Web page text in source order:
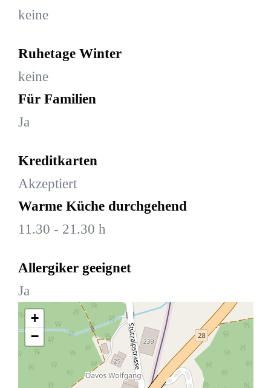
keine
Ruhetage Winter
keine
Für Familien
Ja
Kreditkarten
Akzeptiert
Warme Küche durchgehend
11.30 - 21.30 h
Allergiker geeignet
Ja
+
−